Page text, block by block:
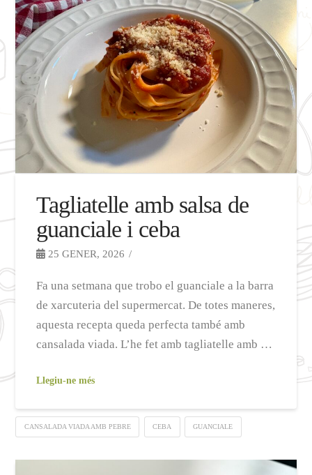
Tagliatelle amb salsa de
guanciale i ceba
25 GENER, 2026
Fa una setmana que trobo el guanciale a la barra
de xarcuteria del supermercat. De totes maneres,
aquesta recepta queda perfecta també amb
cansalada viada. L’he fet amb tagliatelle amb …
Llegiu-ne més
CANSALADA VIADA AMB PEBRE CEBA GUANCIALE